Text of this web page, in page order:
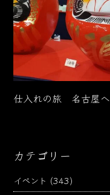
仕入れの旅 名古屋へ
カテゴリー
イベント (343)